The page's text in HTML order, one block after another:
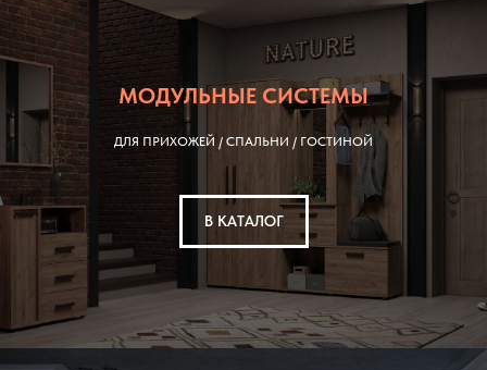
МОДУЛЬНЫЕ СИСТЕМЫ
ДЛЯ ПРИХОЖЕЙ / СПАЛЬНИ / ГОСТИНОЙ
В КАТАЛОГ